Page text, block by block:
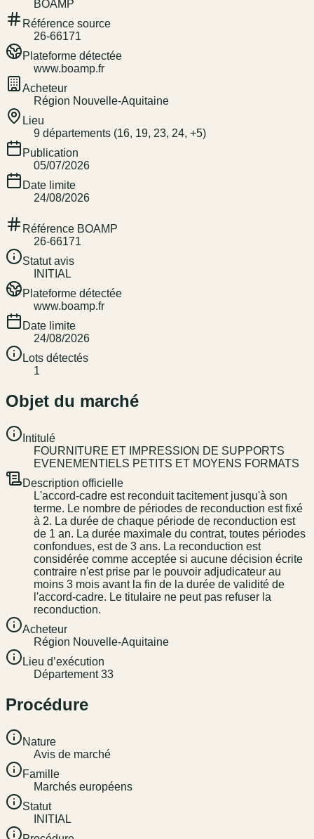
BOAMP
Référence source
26-66171
Plateforme détectée
www.boamp.fr
Acheteur
Région Nouvelle-Aquitaine
Lieu
9 départements (16, 19, 23, 24, +5)
Publication
05/07/2026
Date limite
24/08/2026
Référence BOAMP
26-66171
Statut avis
INITIAL
Plateforme détectée
www.boamp.fr
Date limite
24/08/2026
Lots détectés
1
Objet du marché
Intitulé
FOURNITURE ET IMPRESSION DE SUPPORTS
EVENEMENTIELS PETITS ET MOYENS FORMATS
Description officielle
L'accord-cadre est reconduit tacitement jusqu'à son
terme. Le nombre de périodes de reconduction est fixé
à 2. La durée de chaque période de reconduction est
de 1 an. La durée maximale du contrat, toutes périodes
confondues, est de 3 ans. La reconduction est
considérée comme acceptée si aucune décision écrite
contraire n'est prise par le pouvoir adjudicateur au
moins 3 mois avant la fin de la durée de validité de
l'accord-cadre. Le titulaire ne peut pas refuser la
reconduction.
Acheteur
Région Nouvelle-Aquitaine
Lieu d’exécution
Département 33
Procédure
Nature
Avis de marché
Famille
Marchés européens
Statut
INITIAL